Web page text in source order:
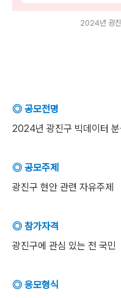
2024년 광
◎ 공모전명
2024년 광진구 빅데이터 분
◎ 공모주제
광진구 현안 관련 자유주제
◎ 참가자격
광진구에 관심 있는 전 국민
◎ 응모형식